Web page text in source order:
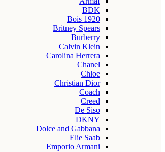
BDK
Bois 1920
Britney Spears
Burberry
Calvin Klein
Carolina Herrera
Chanel
Chloe
Christian Dior
Coach
Creed
De Siso
DKNY
Dolce and Gabbana
Elie Saab
Emporio Armani